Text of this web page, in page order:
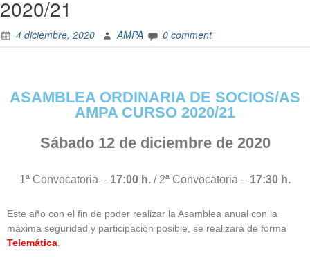
2020/21
4 diciembre, 2020 AMPA 0 comment
ASAMBLEA ORDINARIA DE SOCIOS/AS
AMPA CURSO 2020/21
Sábado 12 de diciembre de 2020
1ª Convocatoria – 17:00 h. / 2ª Convocatoria – 17:30 h.
Este año con el fin de poder realizar la Asamblea anual con la
máxima seguridad y participación posible, se realizará de forma
Telemática